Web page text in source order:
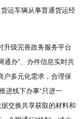
运车辆从事普通货运经
级完善政务服务平台
通办”、办件信息实时共
户多元化需求，合理保
进线下办事“只进一
交换共享获取的材料和